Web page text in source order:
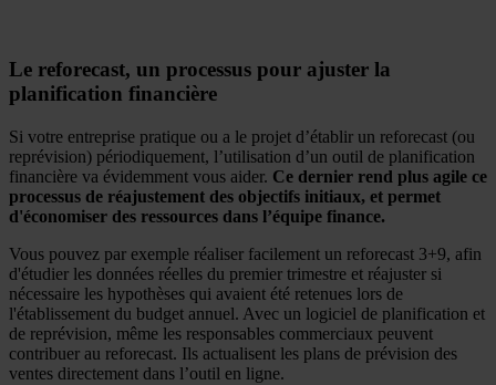
Le reforecast, un processus pour ajuster la
planification financière
Si votre entreprise pratique ou a le projet d’établir un reforecast (ou
reprévision) périodiquement, l’utilisation d’un outil de planification
financière va évidemment vous aider. Ce dernier rend plus agile ce
processus de réajustement des objectifs initiaux, et permet
d'économiser des ressources dans l’équipe finance.
Vous pouvez par exemple réaliser facilement un reforecast 3+9, afin
d'étudier les données réelles du premier trimestre et réajuster si
nécessaire les hypothèses qui avaient été retenues lors de
l'établissement du budget annuel. Avec un logiciel de planification et
de reprévision, même les responsables commerciaux peuvent
contribuer au reforecast. Ils actualisent les plans de prévision des
ventes directement dans l’outil en ligne.